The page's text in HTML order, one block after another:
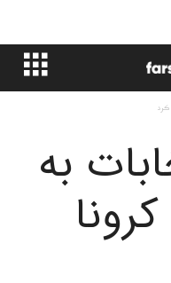
کرد
به